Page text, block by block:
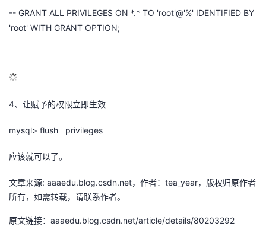
-- GRANT ALL PRIVILEGES ON *.* TO 'root'@'%' IDENTIFIED BY
'root' WITH GRANT OPTION;
4、让赋予的权限立即生效
mysql> flush privileges
应该就可以了。
文章来源: aaaedu.blog.csdn.net，作者：tea_year，版权归原作者
所有，如需转载，请联系作者。
原文链接：aaaedu.blog.csdn.net/article/details/80203292